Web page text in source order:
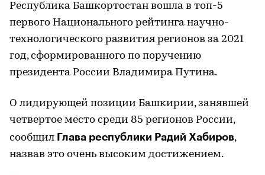
Республика Башкортостан вошла в топ-5
первого Национального рейтинга научно-
технологического развития регионов за 2021
год, сформированного по поручению
президента России Владимира Путина.
О лидирующей позиции Башкирии, занявшей
четвертое место среди 85 регионов России,
сообщил Глава республики Радий Хабиров,
назвав это очень высоким достижением.